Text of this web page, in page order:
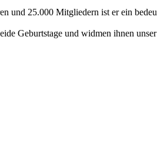
und 25.000 Mitgliedern ist er ein
Geburtstage und widmen ihnen